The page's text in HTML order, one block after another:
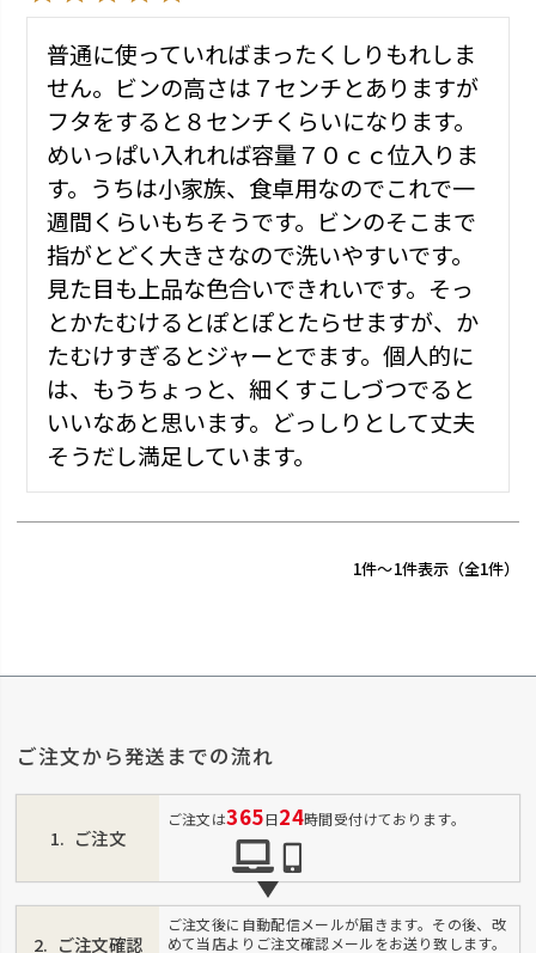
普通に使っていればまったくしりもれしま
せん。ビンの高さは７センチとありますが
フタをすると８センチくらいになります。
めいっぱい入れれば容量７０ｃｃ位入りま
す。うちは小家族、食卓用なのでこれで一
週間くらいもちそうです。ビンのそこまで
指がとどく大きさなので洗いやすいです。
見た目も上品な色合いできれいです。そっ
とかたむけるとぽとぽとたらせますが、か
たむけすぎるとジャーとでます。個人的に
は、もうちょっと、細くすこしづつでると
いいなあと思います。どっしりとして丈夫
そうだし満足しています。
1
1 -1件表示
ご注文から発送までの流れ
ご注文
ご注文は365日24時間受付けております。
ご注文確認
ご注文後に自動配信メールが届きます。その後、改
めて当店よりご注文確認メールをお送り致します。